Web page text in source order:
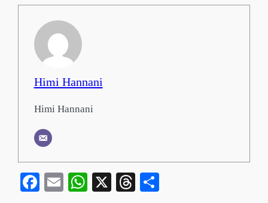
Himi Hannani
Himi Hannani
Facebook
EmailWhatsApp
X Threads